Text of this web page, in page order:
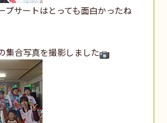
プサートはとっても面白かったね
集合写真を撮影しました